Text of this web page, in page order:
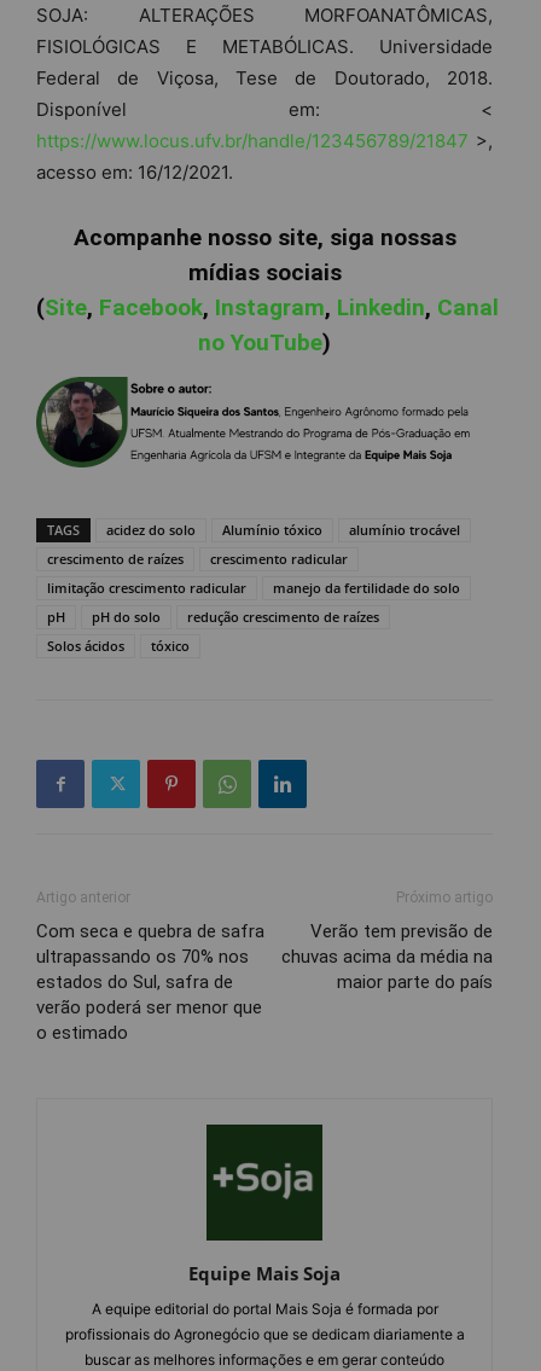
SOJA: ALTERAÇÕES MORFOANATÔMICAS,
FISIOLÓGICAS E METABÓLICAS. Universidade
Federal de Viçosa, Tese de Doutorado, 2018.
Disponível em: <
https://www.locus.ufv.br/handle/123456789/21847 >,
acesso em: 16/12/2021.
Acompanhe nosso site, siga nossas
mídias sociais
(Site, Facebook, Instagram, Linkedin, Canal
no YouTube)
TAGS acidez do solo Alumínio tóxico
alumínio trocável
crescimento de raízes
crescimento radicular
limitação crescimento radicular
manejo da fertilidade do solo
pH
pH do solo
redução crescimento de raízes
Solos ácidos
tóxico
Artigo anterior
Com seca e quebra de safra
ultrapassando os 70% nos
estados do Sul, safra de
verão poderá ser menor que
o estimado
Próximo artigo
Verão tem previsão de
chuvas acima da média na
maior parte do país
Equipe Mais Soja
A equipe editorial do portal Mais Soja é formada por
profissionais do Agronegócio que se dedicam diariamente a
buscar as melhores informações e em gerar conteúdo